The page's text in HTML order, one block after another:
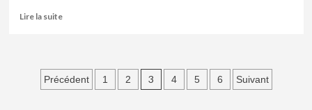
Lire la suiteEn
La
Baci
Pagination
Précédent 1 2 3 4 5 6 Suivant